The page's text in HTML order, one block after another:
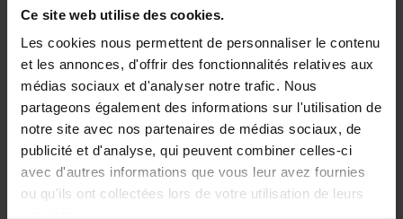
Ce site web utilise des cookies.
Les cookies nous permettent de personnaliser le contenu
et les annonces, d'offrir des fonctionnalités relatives aux
médias sociaux et d'analyser notre trafic. Nous
partageons également des informations sur l'utilisation de
notre site avec nos partenaires de médias sociaux, de
publicité et d'analyse, qui peuvent combiner celles-ci
avec d'autres informations que vous leur avez fournies
ou qu'ils ont collectées lors de votre utilisation de leurs
-10%
L’élevage des
reines, Gilles Fert
À la recherche des
meilleures races